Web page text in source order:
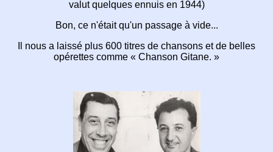
valut quelques ennuis en 1944)
Bon, ce n'était qu'un passage à vide...
Il nous a laissé plus 600 titres de chansons et de belles
opérettes comme « Chanson Gitane. »